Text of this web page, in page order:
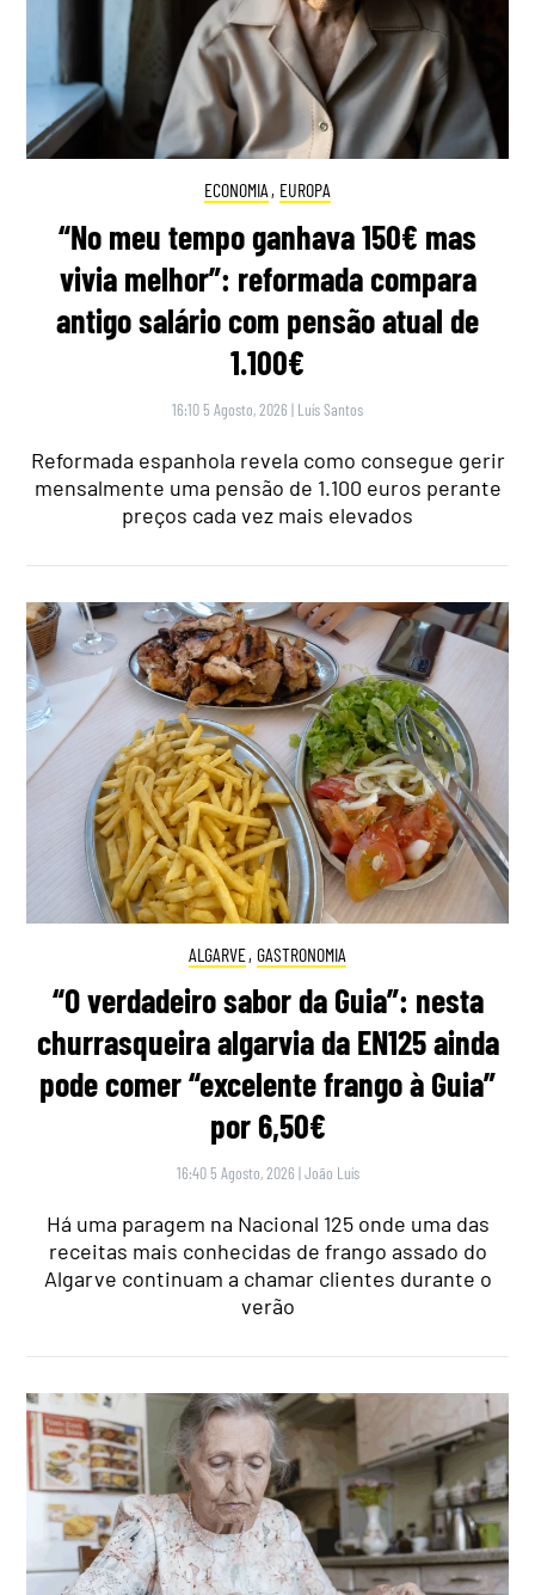
ECONOMIA , EUROPA
“No meu tempo ganhava 150€ mas
vivia melhor”: reformada compara
antigo salário com pensão atual de
1.100€
16:10 5 Agosto, 2026 | Luís Santos
Reformada espanhola revela como consegue gerir
mensalmente uma pensão de 1.100 euros perante
preços cada vez mais elevados
ALGARVE, GASTRONOMIA
“O verdadeiro sabor da Guia”: nesta
churrasqueira algarvia da EN125 ainda
pode comer “excelente frango à Guia”
por 6,50€
16:40 5 Agosto, 2026 |João Luís
Há uma paragem na Nacional 125 onde uma das
receitas mais conhecidas de frango assado do
Algarve continuam a chamar clientes durante o
verão